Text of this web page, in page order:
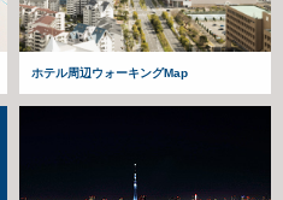
ホテル周辺ウォーキングMap